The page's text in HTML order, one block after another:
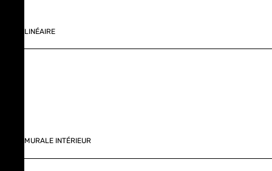
LINÉAIRE
MURALE INTÉRIEUR